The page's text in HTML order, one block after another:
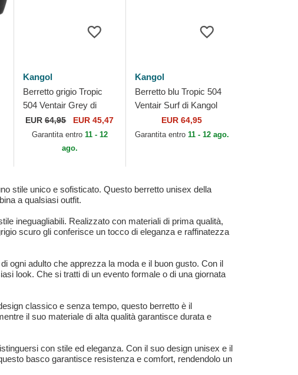
Kangol
Berretto grigio Tropic
504 Ventair Grey di
Kangol
EUR64,95 EUR 45,47
Garantita entro 11 - 12
ago.
Kangol
Berretto blu Tropic 504
Ventair Surf di Kangol
EUR 64,95
Garantita entro 11 - 12 ago.
stile unico e sofisticato. Questo berretto unisex della
a qualsiasi outfit.
ineguagliabili. Realizzato con materiali di prima qualità,
scuro gli conferisce un tocco di eleganza e raffinatezza
ogni adulto che apprezza la moda e il buon gusto. Con il
look. Che si tratti di un evento formale o di una giornata
classico e senza tempo, questo berretto è il
il suo materiale di alta qualità garantisce durata e
con stile ed eleganza. Con il suo design unisex e il
basco garantisce resistenza e comfort, rendendolo un